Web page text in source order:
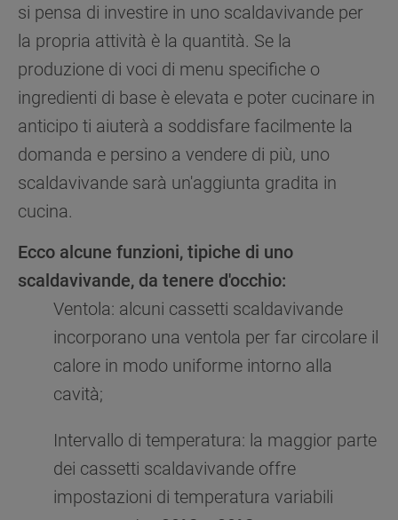
si pensa di investire in uno scaldavivande per
la propria attività è la quantità. Se la
produzione di voci di menu specifiche o
ingredienti di base è elevata e poter cucinare in
anticipo ti aiuterà a soddisfare facilmente la
domanda e persino a vendere di più, uno
scaldavivande sarà un'aggiunta gradita in
cucina.
Ecco alcune funzioni, tipiche di uno
scaldavivande, da tenere d'occhio:
Ventola: alcuni cassetti scaldavivande
incorporano una ventola per far circolare il
calore in modo uniforme intorno alla
cavità;
Intervallo di temperatura: la maggior parte
dei cassetti scaldavivande offre
impostazioni di temperatura variabili